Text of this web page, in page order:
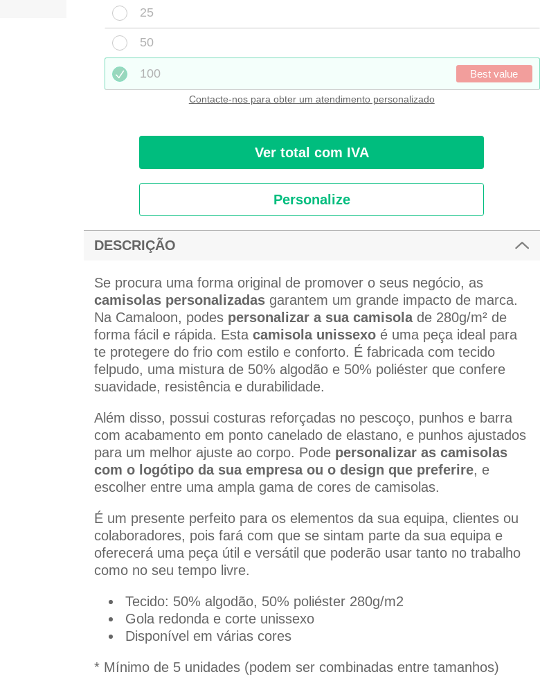
25
50
100 Best value
Contacte-nos para obter um atendimento personalizado
Ver total com IVA
Personalize
DESCRIÇÃO
Se procura uma forma original de promover o seus negócio, as
camisolas personalizadasgarantem um grande impacto de marca.
Na Camaloon, podespersonalizar a sua camisola de 280g/m² de
forma fácil e rápida. Esta camisola unissexo é uma peça ideal para
te protegere do frio com estilo e conforto. É fabricada com tecido
felpudo, uma mistura de 50% algodão e 50% poliéster que confere
suavidade, resistência e durabilidade.
Além disso, possui costuras reforçadas no pescoço, punhos e barra
com acabamento em ponto canelado de elastano, e punhos ajustados
para um melhor ajuste ao corpo. Pode personalizar as camisolas
com o logótipo da sua empresa ou o design que preferire, e
escolher entre uma ampla gama de cores de camisolas.
É um presente perfeito para os elementos da sua equipa, clientes ou
colaboradores, pois fará com que se sintam parte da sua equipa e
oferecerá uma peça útil e versátil que poderão usar tanto no trabalho
como no seu tempo livre.
Tecido: 50% algodão, 50% poliéster 280g/m2
Gola redonda e corte unissexo
Disponível em várias cores
* Mínimo de 5 unidades (podem ser combinadas entre tamanhos)